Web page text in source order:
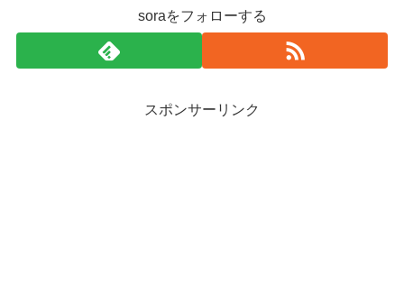
soraをフォローする
スポンサーリンク